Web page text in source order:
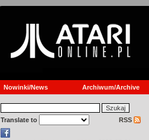
Nowinki/News Archiwum/Archive
Translate to RSS